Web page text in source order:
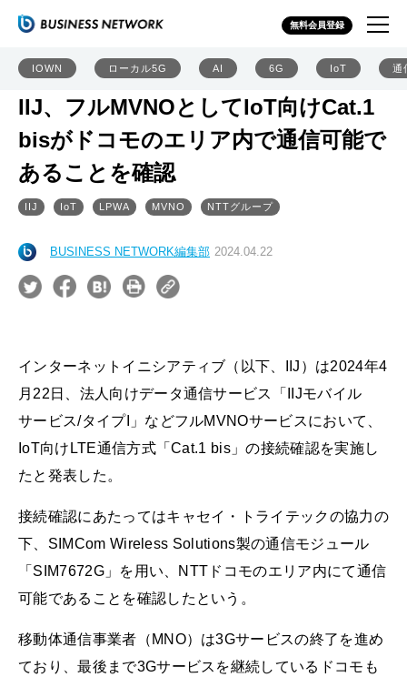
無料会員登録
IOWN ローカル5G AI 6G IoT 通
IIJ、フルMVNOとしてIoT向けCat.1
bisがドコモのエリア内で通信可能で
あることを確認
IIJ IoT LPWA MVNO NTTグループ
BUSINESS NETWORK編集部 2024.04.22
インターネットイニシアティブ（以下、IIJ）は2024年4
月22日、法人向けデータ通信サービス「IIJモバイル
サービス/タイプI」などフルMVNOサービスにおいて、
IoT向けLTE通信方式「Cat.1 bis」の接続確認を実施し
たと発表した。
接続確認にあたってはキャセイ・トライテックの協力の
下、SIMCom Wireless Solutions製の通信モジュール
「SIM7672G」を用い、NTTドコモのエリア内にて通信
可能であることを確認したという。
移動体通信事業者（MNO）は3Gサービスの終了を進め
ており、最後まで3Gサービスを継続しているドコモも